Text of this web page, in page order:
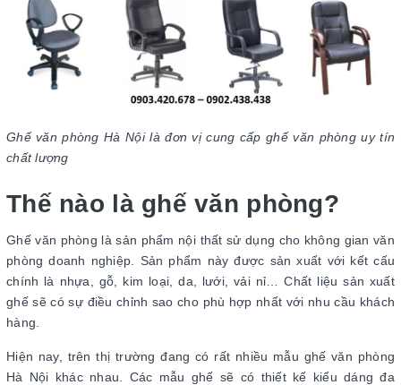
Ghế văn phòng Hà Nội là đơn vị cung cấp ghế văn phòng uy tín
chất lượng
Thế nào là ghế văn phòng?
Ghế văn phòng là sản phẩm nội thất sử dụng cho không gian văn
phòng doanh nghiệp. Sản phẩm này được sản xuất với kết cấu
chính là nhựa, gỗ, kim loại, da, lưới, vải nỉ… Chất liệu sản xuất
ghế sẽ có sự điều chỉnh sao cho phù hợp nhất với nhu cầu khách
hàng.
Hiện nay, trên thị trường đang có rất nhiều mẫu ghế văn phòng
Hà Nội khác nhau. Các mẫu ghế sẽ có thiết kế kiểu dáng đa